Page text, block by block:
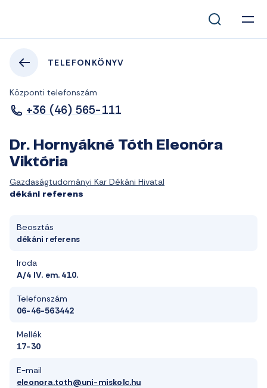
TELEFONKÖNYV
Központi telefonszám
+36 (46) 565-111
Dr. Hornyákné Tóth Eleonóra
Viktória
Gazdaságtudományi Kar Dékáni Hivatal
dékáni referens
Beosztás
dékáni referens
Iroda
A/4 IV. em. 410.
Telefonszám
06-46-563442
Mellék
17-30
E-mail
eleonora.toth@uni-miskolc.hu